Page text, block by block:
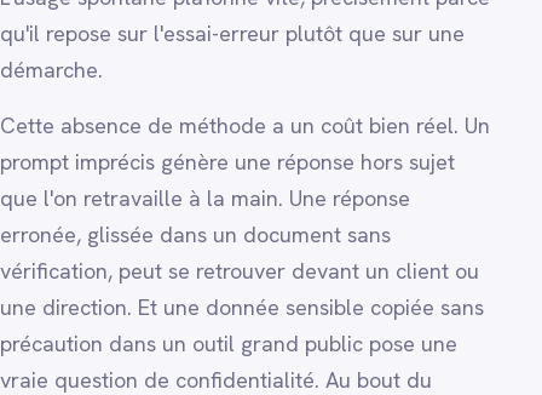
qu'il repose sur l'essai-erreur plutôt que sur une
démarche.
Cette absence de méthode a un coût bien réel. Un
prompt imprécis génère une réponse hors sujet
que l'on retravaille à la main. Une réponse
erronée, glissée dans un document sans
vérification, peut se retrouver devant un client ou
une direction. Et une donnée sensible copiée sans
précaution dans un outil grand public pose une
vraie question de confidentialité. Au bout du